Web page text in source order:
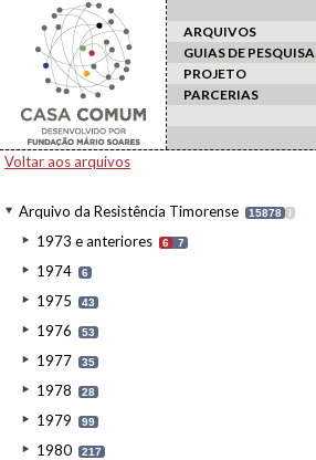
ARQUIVOS
GUIAS DE PESQUISA
PROJETO
PARCERIAS
Voltar aos arquivos
Arquivo da Resistência Timorense 15878 I
1973 e anteriores 6 7
1974 6
1975 43
1976 53
1977 35
1978 28
1979 99
1980 217